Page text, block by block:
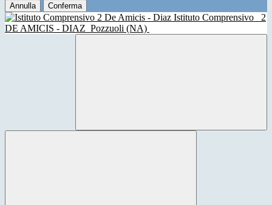
Annulla Conferma
Istituto Comprensivo
2
DE AMICIS - DIAZ Pozzuoli (NA)